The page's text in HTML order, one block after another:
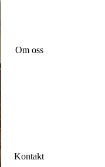
Om oss
Kontakt